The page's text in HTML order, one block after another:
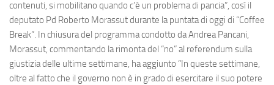
contenuti, si mobilitano quando c’è un problema di pancia”, così il
deputato Pd Roberto Morassut durante la puntata di oggi di “Coffee
Break”. In chiusura del programma condotto da Andrea Pancani,
Morassut, commentando la rimonta del “no” al referendum sulla
giustizia delle ultime settimane, ha aggiunto “In queste settimane,
oltre al fatto che il governo non è in grado di esercitare il suo potere